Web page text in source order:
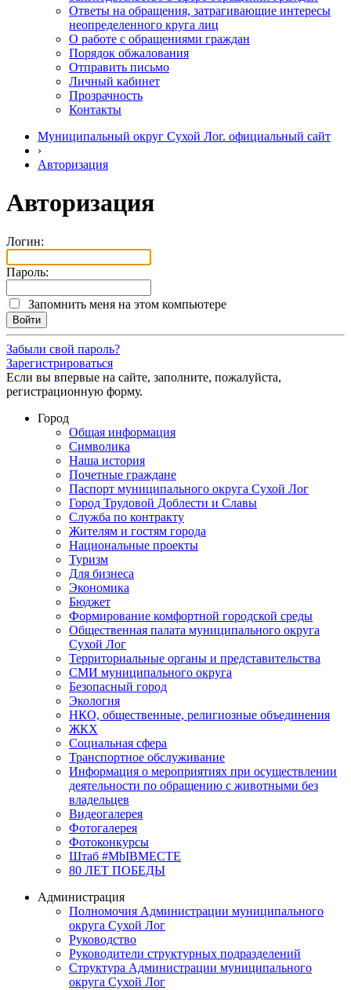
Ответы на обращения, затрагивающие интересы
неопределенного круга лиц
О работе с обращениями граждан
Порядок обжалования
Отправить письмо
Личный кабинет
Прозрачность
Контакты
Муниципальный округ Сухой Лог. официальный сайт
›
Авторизация
Авторизация
Логин:
Пароль:
Запомнить меня на этом компьютере
Забыли свой пароль?
Зарегистрироваться
Если вы впервые на сайте, заполните, пожалуйста,
регистрационную форму.
Город
Общая информация
Символика
Наша история
Почетные граждане
Паспорт муниципального округа Сухой Лог
Город Трудовой Доблести и Славы
Служба по контракту
Жителям и гостям города
Национальные проекты
Туризм
Для бизнеса
Экономика
Бюджет
Формирование комфортной городской среды
Общественная палата муниципального округа
Сухой Лог
Территориальные органы и представительства
СМИ муниципального округа
Безопасный город
Экология
НКО, общественные, религиозные объединения
ЖКХ
Социальная сфера
Транспортное обслуживание
Информация о мероприятиях при осуществлении
деятельности по обращению с животными без
владельцев
Видеогалерея
Фотогалерея
Фотоконкурсы
Штаб #MbIBMECTE
80 ЛЕТ ПОБЕДЫ
Администрация
Полномочия Администрации муниципального
округа Сухой Лог
Руководство
Руководители структурных подразделений
Структура Администрации муниципального
округа Сухой Лог